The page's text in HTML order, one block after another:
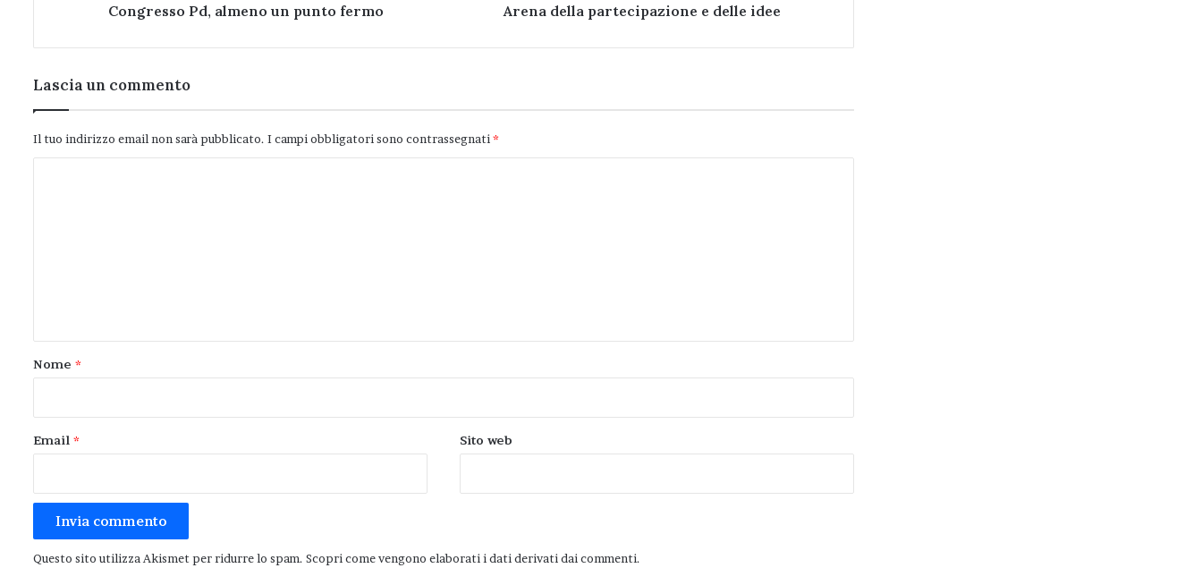
Congresso Pd, almeno un punto fermo Arena della partecipazione e delle idee
Lascia un commento
Il tuo indirizzo email non sarà pubblicato. I campi obbligatori sono contrassegnati *
o
Nome *
Email * Sito web
Questo sito utilizza Akismet per ridurre lo spam. Scopri come vengono elaborati i dati derivati dai commenti.